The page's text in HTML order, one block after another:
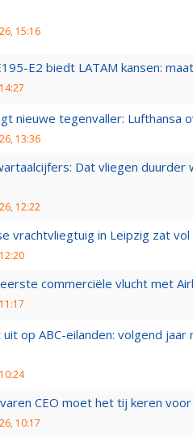
15:16
E2 biedt LATAM kansen:
nieuwe tegenvaller:
13:36
Dat vliegen
12:22
vrachtvliegtuig in Leipzig zat
commerciële vlucht met
op ABC-eilanden: volgend
CEO moet het tij keren
10:17